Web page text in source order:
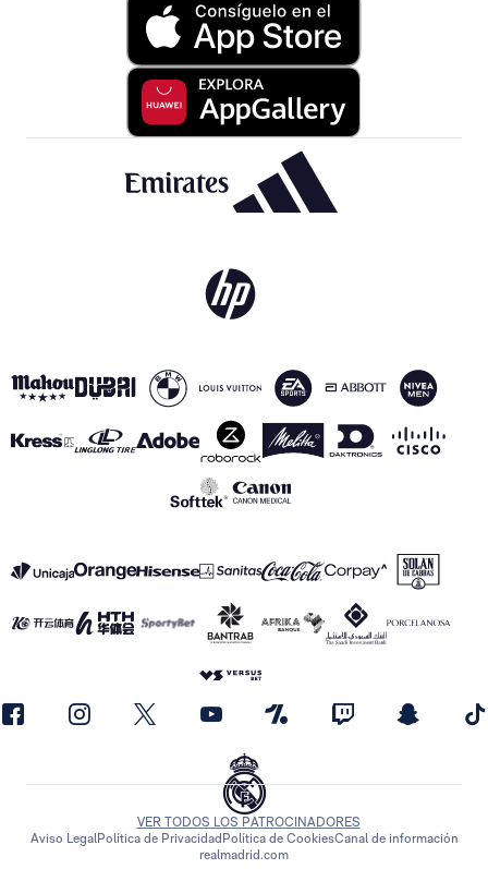
VER TODOS LOS PATROCINADORES
Aviso LegalPolítica de Privacidad Política de CookiesCanal de información
realmadrid.com